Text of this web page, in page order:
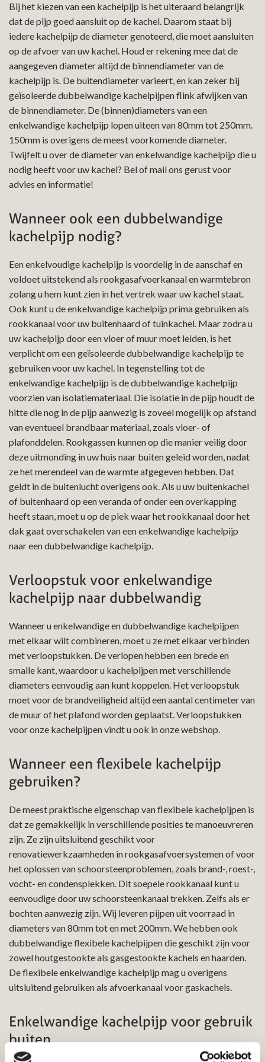
Bij het kiezen van een kachelpijp is het uiteraard belangrijk
dat de pijp goed aansluit op de kachel. Daarom staat bij
iedere kachelpijp de diameter genoteerd, die moet aansluiten
op de afvoer van uw kachel. Houd er rekening mee dat de
aangegeven diameter altijd de binnendiameter van de
kachelpijp is. De buitendiameter varieert, en kan zeker bij
geïsoleerde dubbelwandige kachelpijpen flink afwijken van
de binnendiameter. De (binnen)diameters van een
enkelwandige kachelpijp lopen uiteen van 80mm tot 250mm.
150mm is overigens de meest voorkomende diameter.
Twijfelt u over de diameter van enkelwandige kachelpijp die u
nodig heeft voor uw kachel? Bel of mail ons gerust voor
advies en informatie!
Wanneer ook een dubbelwandige
kachelpijp nodig?
Een enkelvoudige kachelpijp is voordelig in de aanschaf en
voldoet uitstekend als rookgasafvoerkanaal en warmtebron
zolang u hem kunt zien in het vertrek waar uw kachel staat.
Ook kunt u de enkelwandige kachelpijp prima gebruiken als
rookkanaal voor uw buitenhaard of tuinkachel. Maar zodra u
uw kachelpijp door een vloer of muur moet leiden, is het
verplicht om een geïsoleerde dubbelwandige kachelpijp te
gebruiken voor uw kachel. In tegenstelling tot de
enkelwandige kachelpijp is de dubbelwandige kachelpijp
voorzien van isolatiemateriaal. Die isolatie in de pijp houdt de
hitte die nog in de pijp aanwezig is zoveel mogelijk op afstand
van eventueel brandbaar materiaal, zoals vloer- of
plafonddelen. Rookgassen kunnen op die manier veilig door
deze uitmonding in uw huis naar buiten geleid worden, nadat
ze het merendeel van de warmte afgegeven hebben. Dat
geldt in de buitenlucht overigens ook. Als u uw buitenkachel
of buitenhaard op een veranda of onder een overkapping
heeft staan, moet u op de plek waar het rookkanaal door het
dak gaat overschakelen van een enkelwandige kachelpijp
naar een dubbelwandige kachelpijp.
Verloopstuk voor enkelwandige
kachelpijp naar dubbelwandig
Wanneer u enkelwandige en dubbelwandige kachelpijpen
met elkaar wilt combineren, moet u ze met elkaar verbinden
met verloopstukken. De verlopen hebben een brede en
smalle kant, waardoor u kachelpijpen met verschillende
diameters eenvoudig aan kunt koppelen. Het verloopstuk
moet voor de brandveiligheid altijd een aantal centimeter van
de muur of het plafond worden geplaatst. Verloopstukken
voor onze kachelpijpen vindt u ook in onze webshop.
Wanneer een flexibele kachelpijp
gebruiken?
De meest praktische eigenschap van flexibele kachelpijpen is
dat ze gemakkelijk in verschillende posities te manoeuvreren
zijn. Ze zijn uitsluitend geschikt voor
renovatiewerkzaamheden in rookgasafvoersystemen of voor
het oplossen van schoorsteenproblemen, zoals brand-, roest-,
vocht- en condensplekken. Dit soepele rookkanaal kunt u
eenvoudige door uw schoorsteenkanaal trekken. Zelfs als er
bochten aanwezig zijn. Wij leveren pijpen uit voorraad in
diameters van 80mm tot en met 200mm. We hebben ook
dubbelwandige flexibele kachelpijpen die geschikt zijn voor
zowel houtgestookte als gasgestookte kachels en haarden.
De flexibele enkelwandige kachelpijp mag u overigens
uitsluitend gebruiken als afvoerkanaal voor gaskachels.
Enkelwandige kachelpijp voor gebruik
buiten